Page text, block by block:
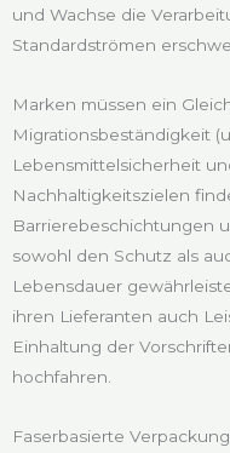
und Wachse die
Standardströmen
Marken müssen ein
Migrationsbeständigkeit
Lebensmittelsicherheit
Nachhaltigkeitszielen
Barrierebeschichtungen
sowohl den Schutz als
Lebensdauer
ihren Lieferanten auch
Einhaltung der
hochfahren.
Faserbasierte